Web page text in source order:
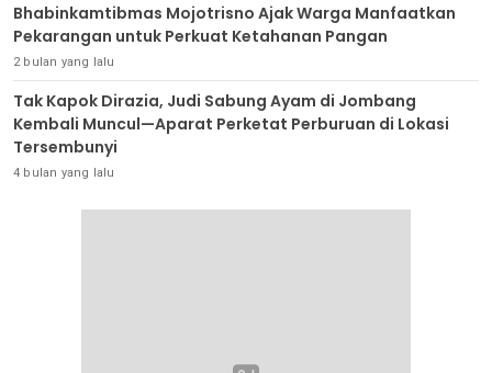
Bhabinkamtibmas Mojotrisno Ajak Warga Manfaatkan
Pekarangan untuk Perkuat Ketahanan Pangan
2 bulan yang lalu
Tak Kapok Dirazia, Judi Sabung Ayam di Jombang
Kembali Muncul—Aparat Perketat Perburuan di Lokasi
Tersembunyi
4 bulan yang lalu